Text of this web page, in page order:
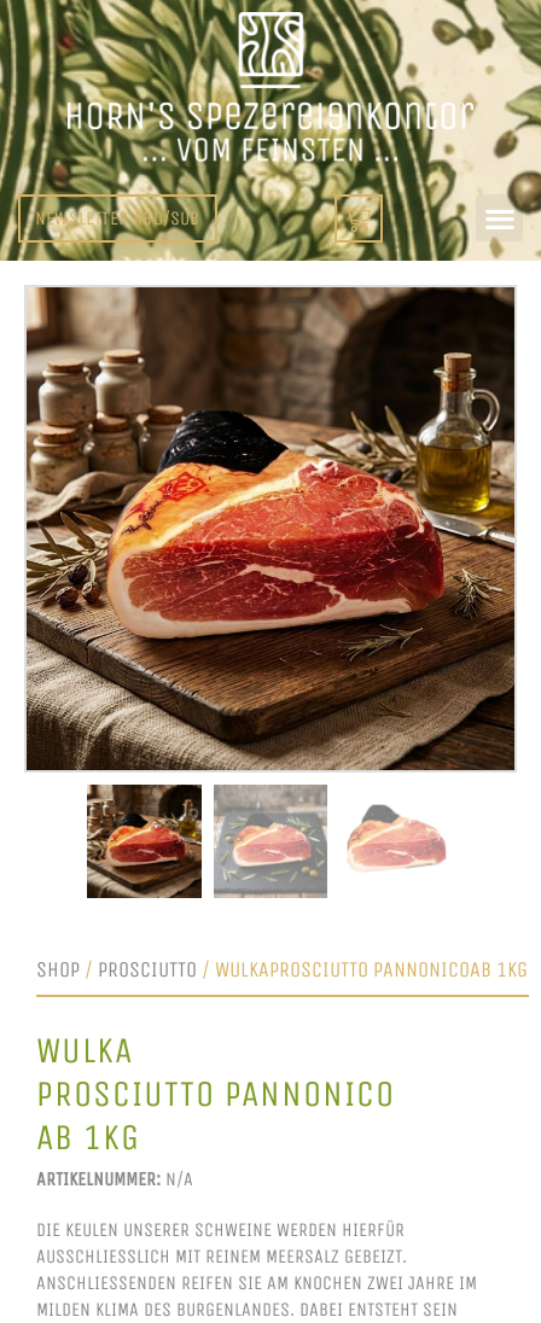
NEWSLETTER ABO/SUB
SHOP / PROSCIUTTO / WULKAPROSCIUTTO PANNONICOAB 1KG
WULKA
PROSCIUTTO PANNONICO
AB 1KG
ARTIKELNUMMER: N/A
DIE KEULEN UNSERER SCHWEINE WERDEN HIERFÜR
AUSSCHLIESSLICH MIT REINEM MEERSALZ GEBEIZT. A
NSCHLIESSENDEN REIFEN SIE AM KNOCHEN ZWEI JAHRE IM MI
LDEN KLIMA DES BURGENLANDES. DABEI ENTSTEHT SEIN EI